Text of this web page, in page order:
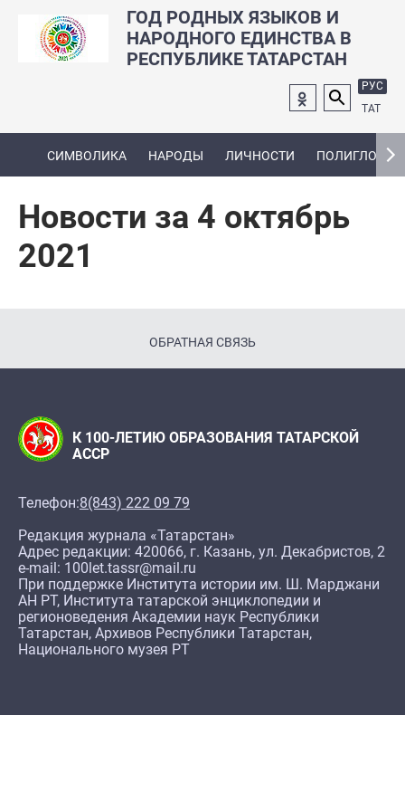
ГОД РОДНЫХ ЯЗЫКОВ И
НАРОДНОГО ЕДИНСТВА В
РЕСПУБЛИКЕ ТАТАРСТАН
РУС
ТАТ
СИМВОЛИКА НАРОДЫ ЛИЧНОСТИ ПОЛИГЛОТ
Новости за 4 октябрь
2021
ОБРАТНАЯ СВЯЗЬ
К 100-ЛЕТИЮ ОБРАЗОВАНИЯ ТАТАРСКОЙ
АССР
Телефон:8(843) 222 09 79
Редакция журнала «Татарстан»
Адрес редакции: 420066, г. Казань, ул. Декабристов, 2
e-mail: 100let.tassr@mail.ru
При поддержке Института истории им. Ш. Марджани
АН РТ, Института татарской энциклопедии и
регионоведения Академии наук Республики
Татарстан, Архивов Республики Татарстан,
Национального музея РТ